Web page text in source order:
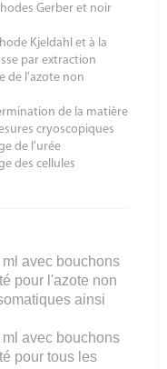
Gerber et noir
Kjeldahl et à la
par extraction
de l'azote non
de la matière
cryoscopiques
de l'urée
des cellules
avec bouchons
pour l'azote non
ainsi
avec bouchons
pour tous les